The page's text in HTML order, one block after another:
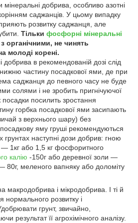
добрива, особливо азотні
саджанців. У цьому випадку
розвитку саджанця, але
Тільки фосфорні мінеральні
органічними, не чинять
молоді корені.
добрива в рекомендованій дозі слід
частину посадкової ями, де при
саджанця до певного часу не буде
солями і не зробить пригнічуючої
посадки посилить зростання
горбка посадкової ями засипають
з верхнього шару) без
яму груші рекомендуються
грунтах наступні дози добрив: гною
— 1кг або 1,5 кг фосфоритного
калію -150г або деревної золи —
80г, меленого вапняку або доломіту
макродобрива і мікродобрива. І ті й
нормального розвитку і
грунт, звичайно,
результат її агрохімічного аналізу.